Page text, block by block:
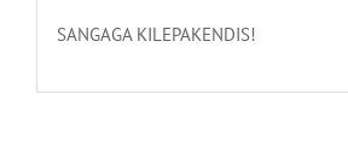
SANGAGA KILEPAKENDIS!